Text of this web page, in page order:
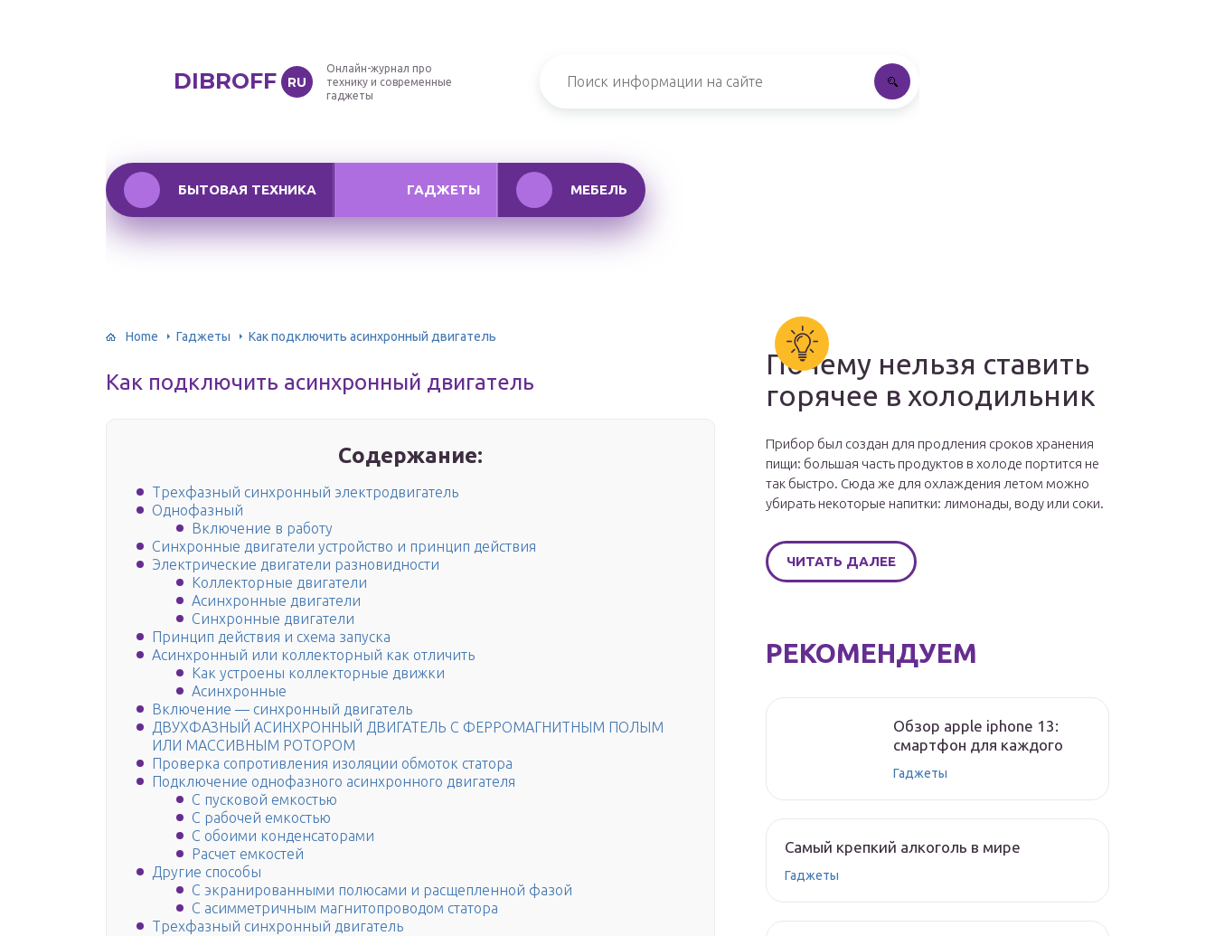
DIBROFF RU
Онлайн-журнал про
технику и современные
гаджеты
БЫТОВАЯ ТЕХНИКА ГАДЖЕТЫ МЕБЕЛЬ
Home Гаджеты Как подключить асинхронный двигатель
Как подключить асинхронный двигатель
Содержание:
Трехфазный синхронный электродвигатель
Однофазный
Включение в работу
Синхронные двигатели устройство и принцип действия
Электрические двигатели разновидности
Коллекторные двигатели
Асинхронные двигатели
Синхронные двигатели
Принцип действия и схема запуска
Асинхронный или коллекторный как отличить
Как устроены коллекторные движки
Асинхронные
Включение — синхронный двигатель
ДВУХФАЗНЫЙ АСИНХРОННЫЙ ДВИГАТЕЛЬ С ФЕРРОМАГНИТНЫМ ПОЛЫМ
ИЛИ МАССИВНЫМ РОТОРОМ
Проверка сопротивления изоляции обмоток статора
Подключение однофазного асинхронного двигателя
С пусковой емкостью
С рабочей емкостью
С обоими конденсаторами
Расчет емкостей
Другие способы
С экранированными полюсами и расщепленной фазой
С асимметричным магнитопроводом статора
Трехфазный синхронный двигатель
Почему нельзя ставить
горячее в холодильник
Прибор был создан для продления сроков хранения
пищи: большая часть продуктов в холоде портится не
так быстро. Сюда же для охлаждения летом можно
убирать некоторые напитки: лимонады, воду или соки.
ЧИТАТЬ ДАЛЕЕ
РЕКОМЕНДУЕМ
Обзор apple iphone 13:
смартфон для каждого
Гаджеты
Самый крепкий алкоголь в мире
Гаджеты